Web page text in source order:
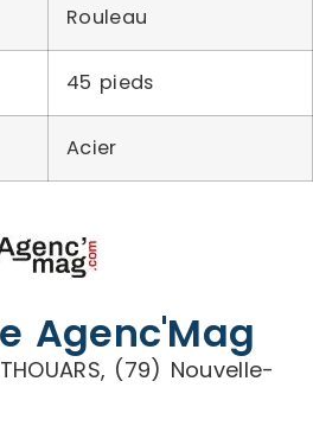
Rouleau
45 pieds
Acier
Agenc'Mag
(79) Nouvelle-